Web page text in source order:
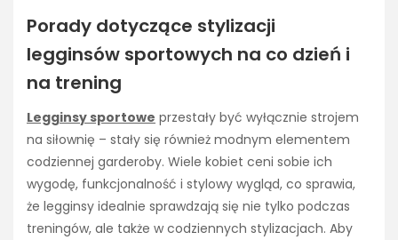
Porady dotyczące stylizacji
legginsów sportowych na co dzień i
na trening
Legginsy sportowe przestały być wyłącznie strojem
na siłownię – stały się również modnym elementem
codziennej garderoby. Wiele kobiet ceni sobie ich
wygodę, funkcjonalność i stylowy wygląd, co sprawia,
że legginsy idealnie sprawdzają się nie tylko podczas
treningów, ale także w codziennych stylizacjach. Aby